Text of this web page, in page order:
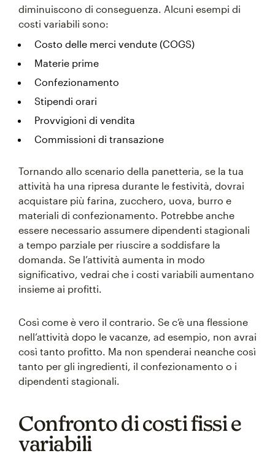
diminuiscono di conseguenza. Alcuni esempi di
costi variabili sono:
Costo delle merci vendute (COGS)
Materie prime
Confezionamento
Stipendi orari
Provvigioni di vendita
Commissioni di transazione
Tornando allo scenario della panetteria, se la tua
attività ha una ripresa durante le festività, dovrai
acquistare più farina, zucchero, uova, burro e
materiali di confezionamento. Potrebbe anche
essere necessario assumere dipendenti stagionali
a tempo parziale per riuscire a soddisfare la
domanda. Se l’attività aumenta in modo
significativo, vedrai che i costi variabili aumentano
insieme ai profitti.
Così come è vero il contrario. Se c’è una flessione
nell’attività dopo le vacanze, ad esempio, non avrai
così tanto profitto. Ma non spenderai neanche così
tanto per gli ingredienti, il confezionamento o i
dipendenti stagionali.
Confronto di costi fissi e
variabili